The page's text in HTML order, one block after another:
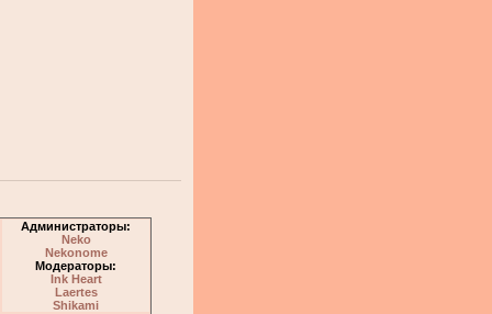
Администраторы:
Neko
Nekonome
Модераторы:
Ink Heart
Laertes
Shikami